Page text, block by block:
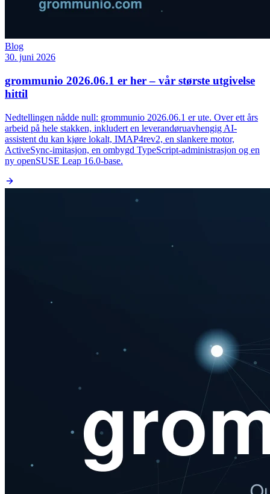
Blog
30. juni 2026
grommunio 2026.06.1 er her – vår største utgivelse
hittil
Nedtellingen nådde null: grommunio 2026.06.1 er ute. Over ett års
arbeid på hele stakken, inkludert en leverandøruavhengig AI-
assistent du kan kjøre lokalt, IMAP4rev2, en slankere motor,
ActiveSync-imitasjon, en ombygd TypeScript-administrasjon og en
ny openSUSE Leap 16.0-base.